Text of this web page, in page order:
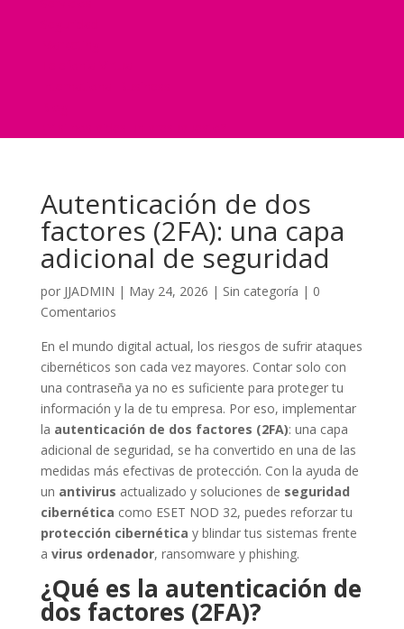
Autenticación de dos
factores (2FA): una capa
adicional de seguridad
por JJADMIN | May 24, 2026 | Sin categoría | 0
Comentarios
En el mundo digital actual, los riesgos de sufrir ataques
cibernéticos son cada vez mayores. Contar solo con
una contraseña ya no es suficiente para proteger tu
información y la de tu empresa. Por eso, implementar
la autenticación de dos factores (2FA): una capa
adicional de seguridad, se ha convertido en una de las
medidas más efectivas de protección. Con la ayuda de
un antivirus actualizado y soluciones de seguridad
cibernética como ESET NOD 32, puedes reforzar tu
protección cibernética y blindar tus sistemas frente
a virus ordenador, ransomware y phishing.
¿Qué es la autenticación de
dos factores (2FA)?